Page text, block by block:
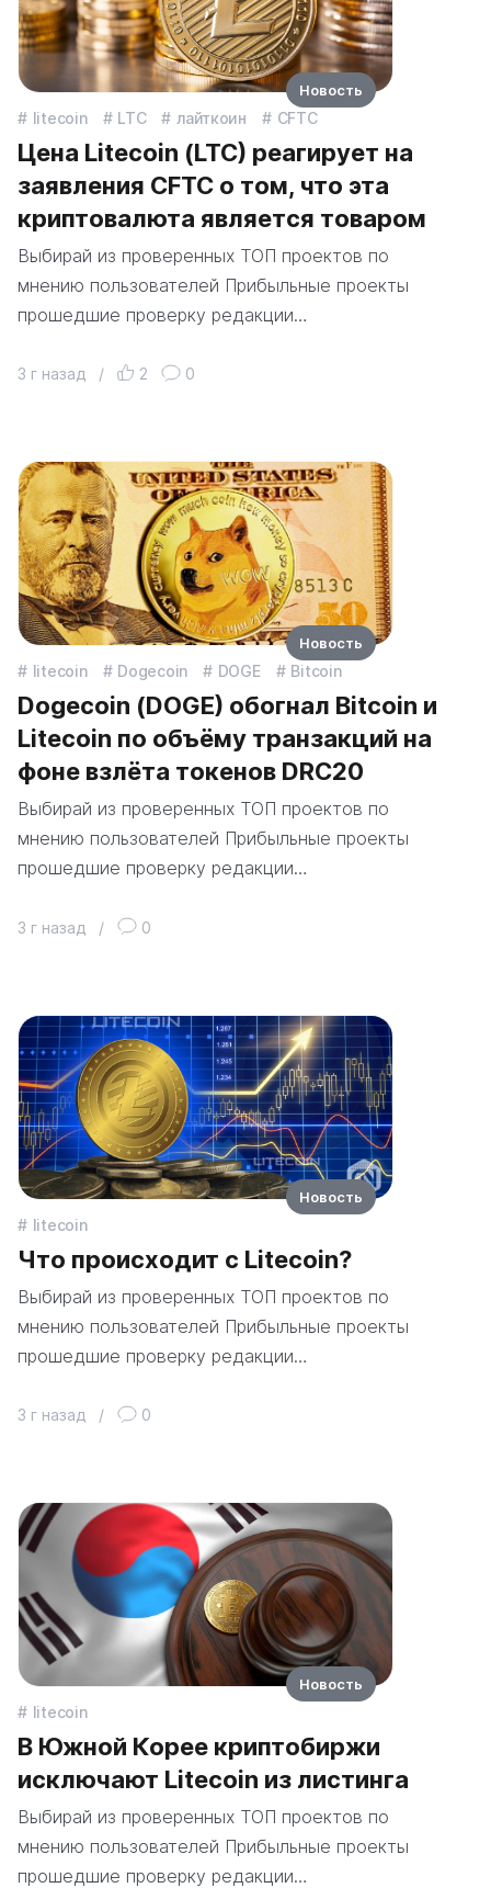
litecoin LTC лайткоин CFTC
Цена Litecoin (LTC) реагирует на
заявления CFTC о том, что эта
криптовалюта является товаром
Выбирай из проверенных ТОП проектов по
мнению пользователей Прибыльные проекты
прошедшие проверку редакции…
3 г назад / 2 0
Новость
litecoin Dogecoin DOGE Bitcoin
Dogecoin (DOGE) обогнал Bitcoin и
Litecoin по объёму транзакций на
фоне взлёта токенов DRC20
Выбирай из проверенных ТОП проектов по
мнению пользователей Прибыльные проекты
прошедшие проверку редакции…
3 г назад / 0
Новость
litecoin
Что происходит с Litecoin?
Выбирай из проверенных ТОП проектов по
мнению пользователей Прибыльные проекты
прошедшие проверку редакции…
3 г назад / 0
Новость
litecoin
В Южной Корее криптобиржи
исключают Litecoin из листинга
Выбирай из проверенных ТОП проектов по
мнению пользователей Прибыльные проекты
прошедшие проверку редакции…
Новость